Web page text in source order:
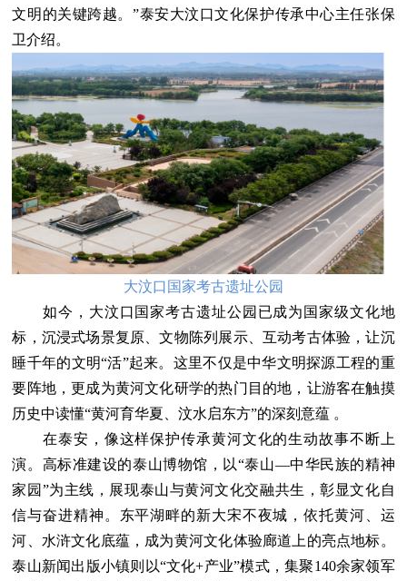
文明的关键跨越。”泰安大汶口文化保护传承中心主任张保
卫介绍。
大汶口国家考古遗址公园
如今，大汶口国家考古遗址公园已成为国家级文化地
标，沉浸式场景复原、文物陈列展示、互动考古体验，让沉
睡千年的文明“活”起来。这里不仅是中华文明探源工程的重
要阵地，更成为黄河文化研学的热门目的地，让游客在触摸
历史中读懂“黄河育华夏、汶水启东方”的深刻意蕴 。
在泰安，像这样保护传承黄河文化的生动故事不断上
演。高标准建设的泰山博物馆，以“泰山—中华民族的精神
家园”为主线，展现泰山与黄河文化交融共生，彰显文化自
信与奋进精神。东平湖畔的新大宋不夜城，依托黄河、运
河、水浒文化底蕴，成为黄河文化体验廊道上的亮点地标。
泰山新闻出版小镇则以“文化+产业”模式，集聚140余家领军